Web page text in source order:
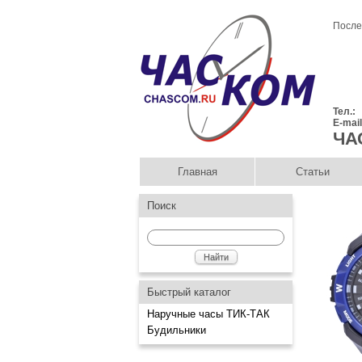
Тел.:
E-
Главная Статьи
Поиск
Быстрый каталог
Наручные часы ТИК-ТАК
Будильники